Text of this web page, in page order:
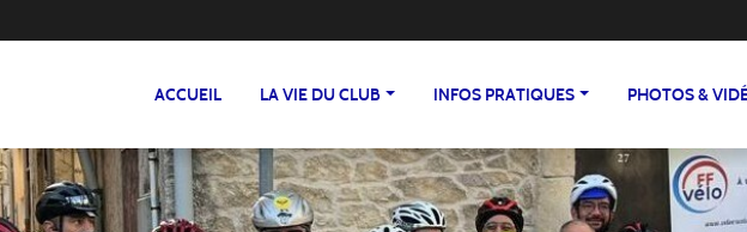
ACCUEIL LA VIE DU CLUB INFOS PRATIQUES PHOTOS &